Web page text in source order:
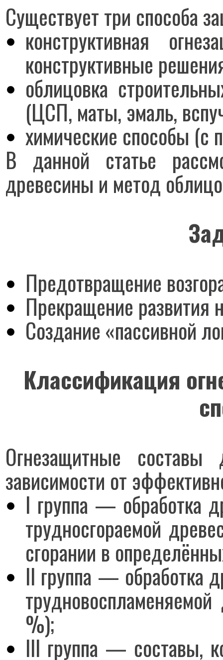
Существует три способа
конструктивная
конструктивные
облицовка
(ЦСП, маты, эмаль,
химические способы (с
В данной статье
древесины и метод
Предотвращение
Прекращение развития
Создание «пассивной
Классификация
Огнезащитные
зависимости от
I группа — обработка
трудносгораемой
сгорании в
II группа — обработка
%);
III группа — составы,